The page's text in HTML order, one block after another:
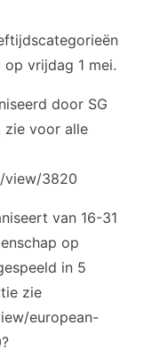
vrijdag 1 mei.
door SG
zie voor alle
view/3820
van 16-31
op
in 5
zie
european-